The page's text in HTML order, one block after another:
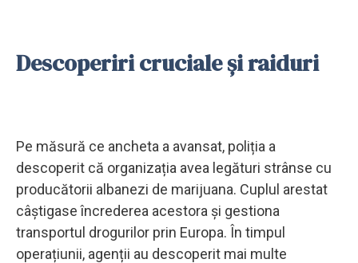
Descoperiri cruciale și raiduri
Pe măsură ce ancheta a avansat, poliția a
descoperit că organizația avea legături strânse cu
producătorii albanezi de marijuana. Cuplul arestat
câștigase încrederea acestora și gestiona
transportul drogurilor prin Europa. În timpul
operațiunii, agenții au descoperit mai multe